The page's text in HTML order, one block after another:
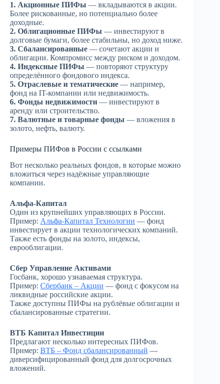
1. Акционные ПИФы — вкладываются в акции.
Более рискованные, но потенциально более
доходные.
2. Облигационные ПИФы — инвестируют в
долговые бумаги, более стабильны, но доход ниже.
3. Сбалансированные — сочетают акции и
облигации. Компромисс между риском и доходом.
4. Индексные ПИФы — повторяют структуру
определённого фондового индекса.
5. Отраслевые и тематические — например,
фонд на IT-компании или недвижимость.
6. Фонды недвижимости — инвестируют в
аренду или строительство.
7. Валютные и товарные фонды — вложения в
золото, нефть, валюту.
Примеры ПИФов в России с ссылками
Вот несколько реальных фондов, в которые можно
вложиться через надёжные управляющие
компании.
Альфа-Капитал
Один из крупнейших управляющих в России.
Пример: Альфа-Капитал Технологии — фонд
инвестирует в акции технологических компаний.
Также есть фонды на золото, индексы,
еврооблигации.
Сбер Управление Активами
Госбанк, хорошо узнаваемая структура.
Пример: Сбербанк – Акции — фонд с фокусом на
ликвидные российские акции.
Также доступны ПИФы на рублёвые облигации и
сбалансированные стратегии.
ВТБ Капитал Инвестиции
Предлагают несколько интересных ПИФов.
Пример: ВТБ – Фонд сбалансированный —
диверсифицированный фонд для долгосрочных
вложений.